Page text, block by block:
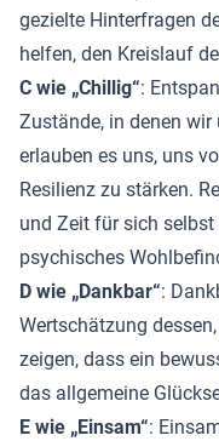
gezielte Hinterfragen
helfen, den Kreislauf
C wie „Chillig“:
Zustände, in denen
erlauben es uns, uns
Resilienz zu stärken.
und Zeit für sich
psychisches
D wie „Dankbar“:
Wertschätzung
zeigen, dass ein
das allgemeine
E wie „Einsam“: